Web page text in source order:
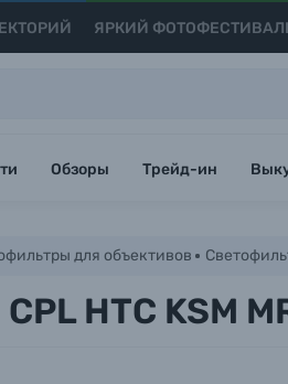
ЯРКИЙ
Обзоры Трейд-ин
для объективов
HTC KSM